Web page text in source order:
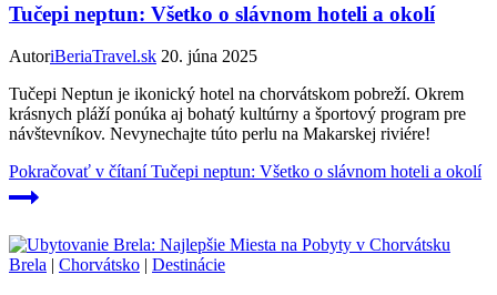
Tučepi neptun: Všetko o slávnom hoteli a okolí
AutoriBeriaTravel.sk 20. júna 2025
Tučepi Neptun je ikonický hotel na chorvátskom pobreží. Okrem
krásnych pláží ponúka aj bohatý kultúrny a športový program pre
návštevníkov. Nevynechajte túto perlu na Makarskej riviére!
Pokračovať v čítaníTučepi neptun: Všetko o slávnom hoteli a okolí
Brela | Chorvátsko | Destinácie